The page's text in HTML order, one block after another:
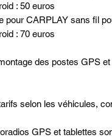
: 50 euros
pour CARPLAY sans fil
: 70 euros
des postes GPS
selon les véhicules,
GPS et tablettes